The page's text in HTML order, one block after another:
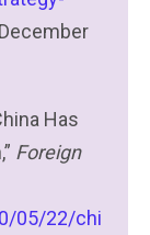
Has
Foreign
05/22/chi